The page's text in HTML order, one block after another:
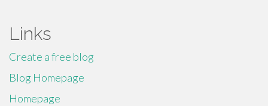
Links
Create a free blog
Blog Homepage
Homepage